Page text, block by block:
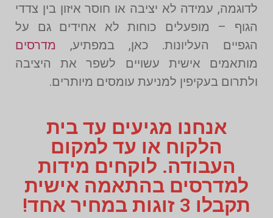
לדוגמה, עמידה לא יציבה או חוסר איזון בין צדדי
הגוף – מופעלים כוחות לא אחידים גם על
הגפיים העליונות. כאן, במפתיע, מדרסים
מותאמים אישית עשויים לשפר את היציבה
ולתרום בעקיפין למניעת עומסים מיותרים.
אנחנו מגיעים עד בית
הלקוח או עד למקום
העבודה. לוקחים מידות
למדרסים בהתאמה אישית
תקבלו 3 זוגות במחיר אחד!